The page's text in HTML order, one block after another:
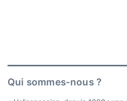
Qui sommes-nous ?